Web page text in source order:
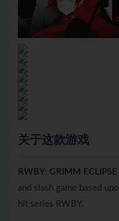
关于这款游戏
RWBY: GRIMM ECLIPSE
and slash game based
hit series RWBY.